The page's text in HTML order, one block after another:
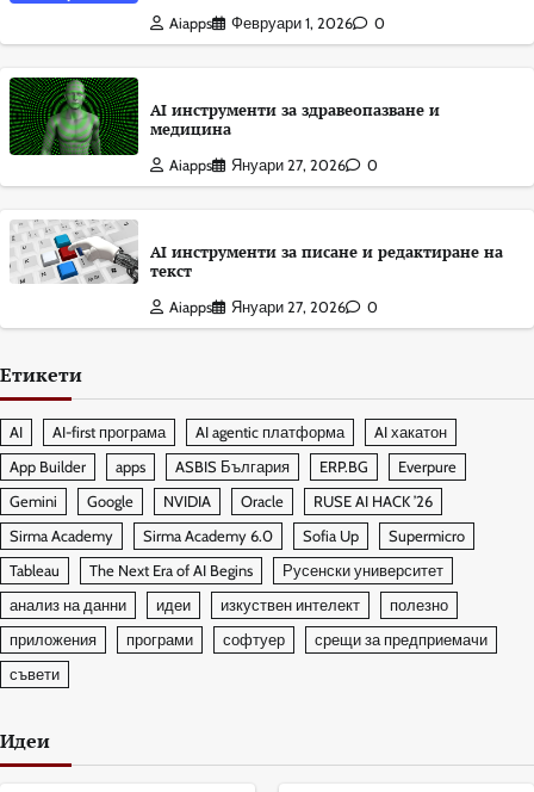
Aiapps Февруари 1, 2026 0
AI инструменти за здравеопазване и
медицина
Aiapps Януари 27, 2026 0
AI инструменти за писане и редактиране на
текст
Aiapps Януари 27, 2026 0
Етикети
AI AI-first програма AI agentic платформа
AI хакатон
App Builder
apps ASBIS България ERP.BG
Everpure
Gemini
Google NVIDIA Oracle
RUSE AI HACK ’26
Sirma Academy
Sirma Academy 6.0 Sofia Up
Supermicro
Tableau
The Next Era of AI Begins
Русенски университет
анализ на данни
идеи изкуствен интелект
полезно
приложения
програми софтуер
срещи за предприемачи
съвети
Идеи